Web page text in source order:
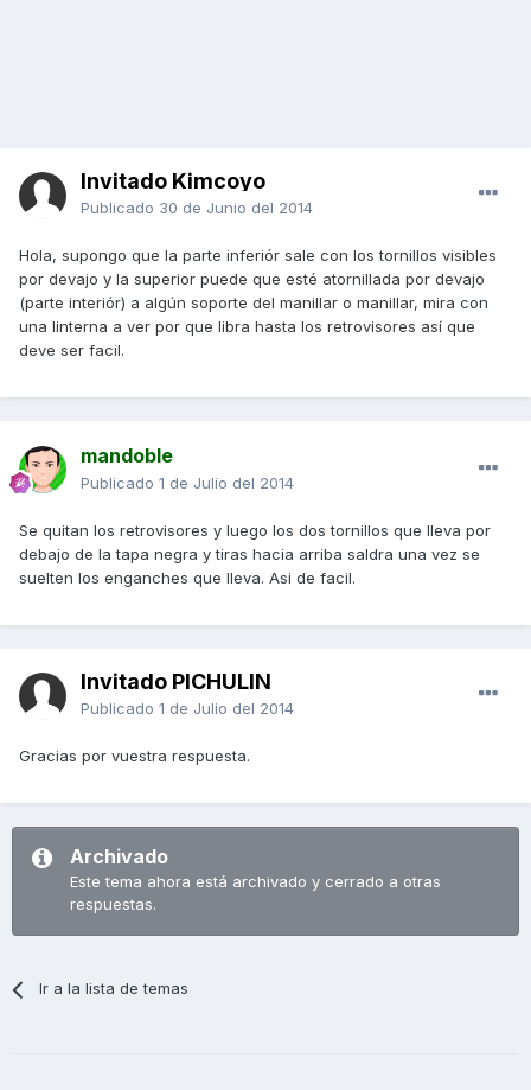
Invitado Kimcoyo
Publicado 30 de Junio del 2014
Hola, supongo que la parte inferiór sale con los tornillos visibles
por devajo y la superior puede que esté atornillada por devajo
(parte interiór) a algún soporte del manillar o manillar, mira con
una linterna a ver por que libra hasta los retrovisores así que
deve ser facil.
mandoble
Publicado 1 de Julio del 2014
Se quitan los retrovisores y luego los dos tornillos que lleva por
debajo de la tapa negra y tiras hacia arriba saldra una vez se
suelten los enganches que lleva. Asi de facil.
Invitado PICHULIN
Publicado 1 de Julio del 2014
Gracias por vuestra respuesta.
Archivado
Este tema ahora está archivado y cerrado a otras
respuestas.
Ir a la lista de temas